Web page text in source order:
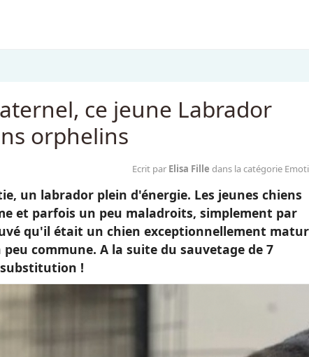
ce jeune Labrador
orphelins
Ecrit par Elisa Fille dans la catégorie
un labrador plein d'énergie. Les jeunes chiens
et parfois un peu maladroits, simplement par
qu'il était un chien exceptionnellement
commune. A la suite du sauvetage de 7
!